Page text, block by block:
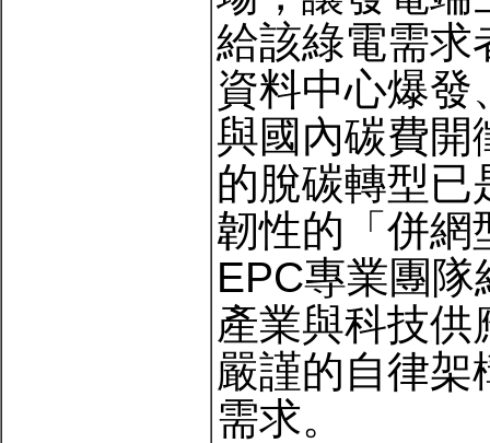
給該綠電需求
資料中心爆發
與國內碳費開
的脫碳轉型已
韌性的「併網
EPC專業團
產業與科技供
嚴謹的自律架
需求。